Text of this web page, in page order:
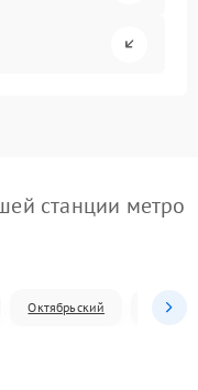
станции метро
Октябрьский